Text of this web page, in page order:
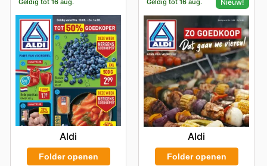
Aldi
Folder openen
Nieuw!
Aldi
Folder openen